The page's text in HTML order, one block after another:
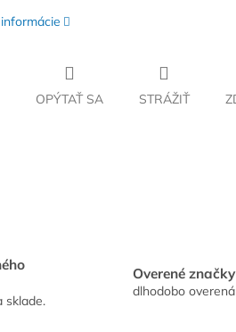
OPÝTAŤ SA STRÁŽIŤ
sklade.
Overené značky
dlhodobo